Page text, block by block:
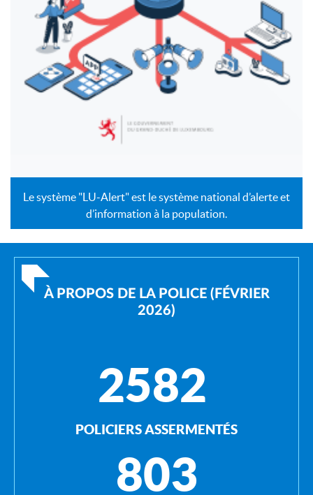
Le système "LU-Alert" est le système national d’alerte et
d’information à la population.
À PROPOS DE LA POLICE (FÉVRIER
2026)
2582
POLICIERS ASSERMENTÉS
803